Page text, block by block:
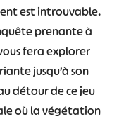
est introuvable.
prenante à
fera explorer
jusqu’à son
détour de ce jeu
où la végétation